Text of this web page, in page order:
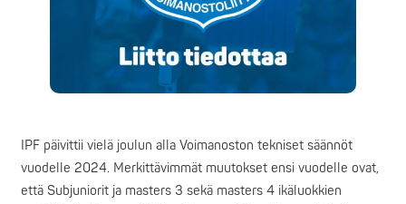
IPF päivittii vielä joulun alla Voimanoston tekniset säännöt
vuodelle 2024. Merkittävimmät muutokset ensi vuodelle ovat,
että Subjuniorit ja masters 3 sekä masters 4 ikäluokkien